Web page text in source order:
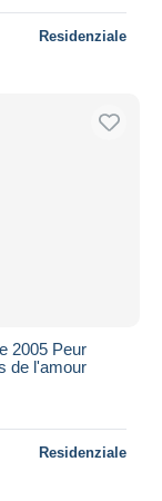
Residenziale
2005 Peur
de l'amour
Residenziale